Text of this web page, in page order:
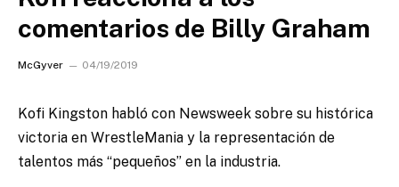
comentarios de Billy Graham
McGyver 04/19/2019
Kofi Kingston habló con Newsweek sobre su histórica
victoria en WrestleMania y la representación de
talentos más “pequeños” en la industria.